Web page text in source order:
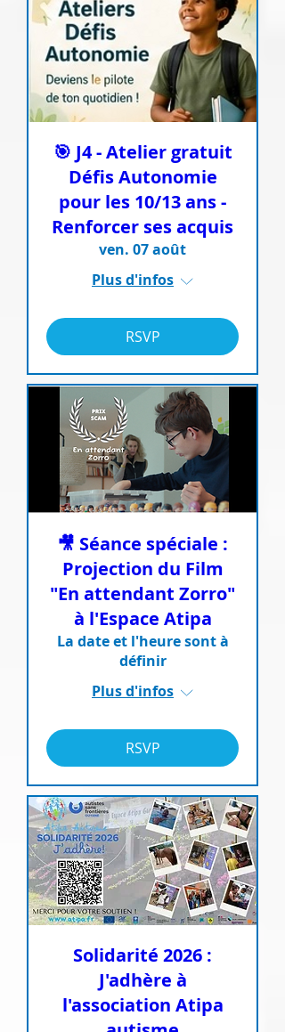
🎯 J4 - Atelier gratuit
Défis Autonomie
pour les 10/13 ans -
Renforcer ses acquis
ven. 07 août
Plus d'infos
RSVP
🎥 Séance spéciale :
Projection du Film
"En attendant Zorro"
à l'Espace Atipa
La date et l'heure sont à
définir
Plus d'infos
RSVP
Solidarité 2026 :
J'adhère à
l'association Atipa